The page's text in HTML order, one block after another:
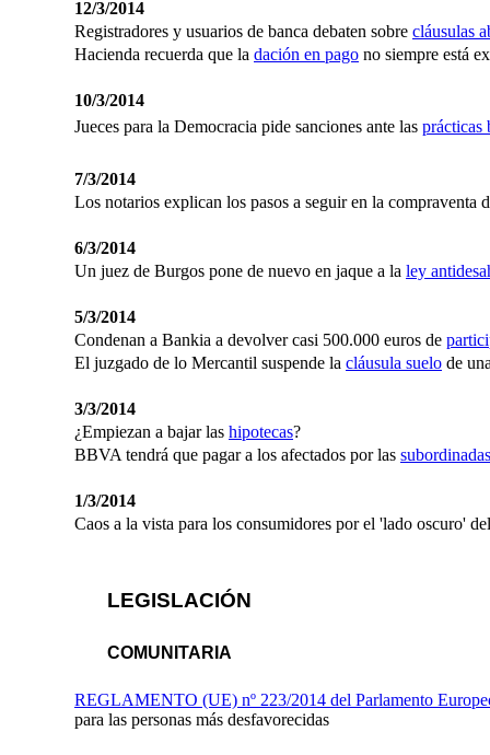
12/3/2014
Registradores y usuarios de banca debaten sobre cláusulas
Hacienda recuerda que la dación en pago no siempre está
10/3/2014
Jueces para la Democracia pide sanciones ante las prácticas
7/3/2014
Los notarios explican los pasos a seguir en la
6/3/2014
Un juez de Burgos pone de nuevo en jaque a la ley
5/3/2014
Condenan a Bankia a devolver casi 500.000 euros de
El juzgado de lo Mercantil suspende la cláusula suelo de
3/3/2014
¿Empiezan a bajar las hipotecas?
BBVA tendrá que pagar a los afectados por las subordinadas
1/3/2014
Caos a la vista para los consumidores por el 'lado oscuro'
LEGISLACIÓN
COMUNITARIA
REGLAMENTO (UE) nº 223/2014 del Parlamento
para las personas más desfavorecidas